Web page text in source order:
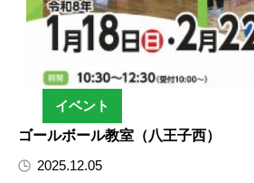
イベント
ゴールボール教室（八王子西）
2025.12.05